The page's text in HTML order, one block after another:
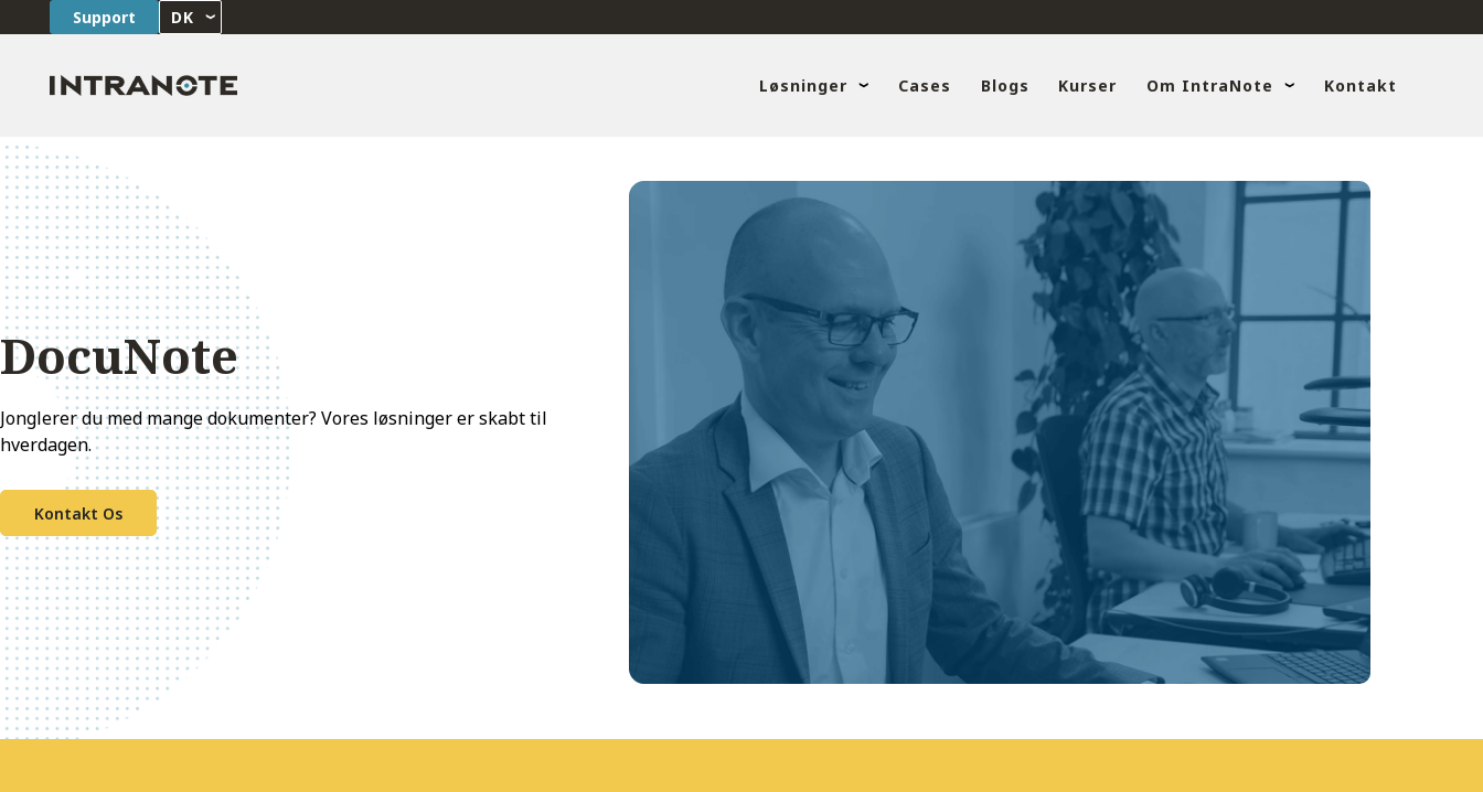
Support DK
Løsninger Cases Blogs Kurser Om IntraNote Kontakt
DocuNote
Jonglerer du med mange dokumenter? Vores løsninger er skabt til
hverdagen.
Kontakt Os